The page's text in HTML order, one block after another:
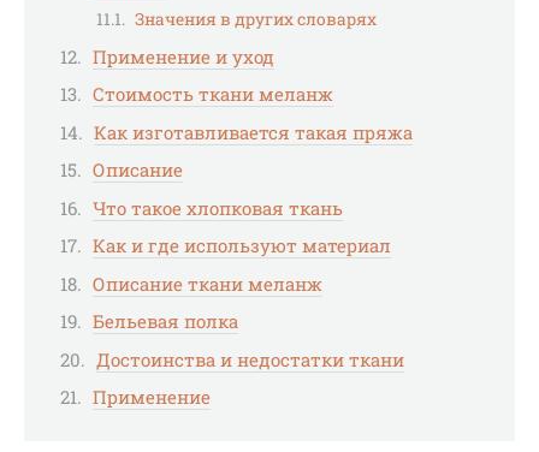
Значения в других словарях
Применение и уход
Стоимость ткани меланж
Как изготавливается такая пряжа
Описание
Что такое хлопковая ткань
Как и где используют материал
Описание ткани меланж
Бельевая полка
Достоинства и недостатки ткани
Применение